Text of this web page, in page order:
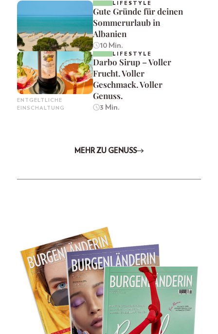
LIFESTYLE
Gute Gründe für deinen
Sommerurlaub in
Albanien
10 Min.
ENTGELTLICHE
EINSCHALTUNG
LIFESTYLE
Darbo Sirup – Voller
Frucht. Voller
Geschmack. Voller
Genuss.
3 Min.
MEHR ZU GENUSS